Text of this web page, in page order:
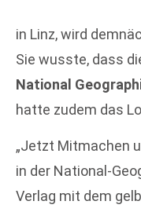
in Linz, wird
Sie wusste, dass
National
hatte zudem das
„Jetzt Mitmachen
in der National-
Verlag mit dem